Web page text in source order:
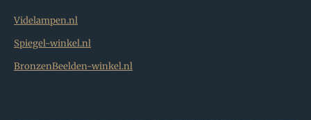
Videlampen.nl
Spiegel-winkel.nl
BronzenBeelden-winkel.nl